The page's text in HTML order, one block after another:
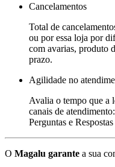
Cancelamentos
Total de
ou por essa loja por
com avarias, produto
prazo.
Agilidade no
Avalia o tempo que a
canais de
Perguntas e Respostas
O Magalu garante a sua